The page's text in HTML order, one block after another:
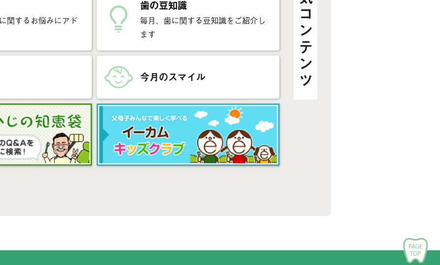
人気コンテンツ
関するお悩みにアド
歯の豆知識
毎月、歯に関する豆知識をご紹介し
ます
今月のスマイル